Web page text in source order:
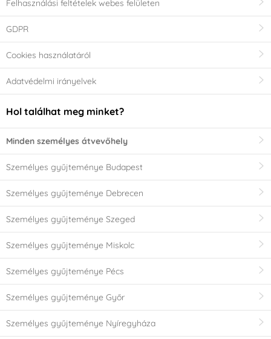
Felhasználási feltételek webes felületen
GDPR
Cookies használatáról
Adatvédelmi irányelvek
Hol találhat meg minket?
Minden személyes átvevőhely
Személyes gyűjteménye Budapest
Személyes gyűjteménye Debrecen
Személyes gyűjteménye Szeged
Személyes gyűjteménye Miskolc
Személyes gyűjteménye Pécs
Személyes gyűjteménye Győr
Személyes gyűjteménye Nyíregyháza